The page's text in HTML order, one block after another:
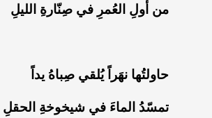
‏من أولِ العُمرِ في صِنّارةِ الليلِ
‏حاولتُها نهَراً يُلقي صِباهُ يداً
‏تمسّدُ الماءَ في شيخوخةِ الحقلِ